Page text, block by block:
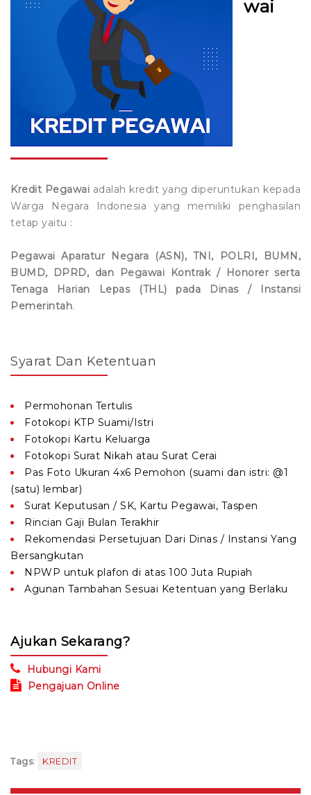
Tamades Haji / Umroh
Tamades Pelajar
Deposito Berjangka
Kredit Perangkat Desa
Kredit Profesi
Kredit Lembaga
Kredit Mikro Bersama
Kredit Mikro Nelayan dan UKM Perikanan
Kredit Grace Period
Kredit Murah Pedagang Pasar
Formulir Kredit
Stake Holder
Kumpulan Logo
Pembukaan Rekening Tabungan
Pembukaan Rekening Deposito
Pengajuan Kredit
Simulasi Kredit
E-Form
Lowongan Kerja
Download Surat Pernyataan
wai
Kredit Pegawai adalah kredit yang diperuntukan kepada
Warga Negara Indonesia yang memiliki penghasilan
tetap yaitu :
Pegawai Aparatur Negara (ASN), TNI, POLRI, BUMN,
BUMD, DPRD, dan Pegawai Kontrak / Honorer serta
Tenaga Harian Lepas (THL) pada Dinas / Instansi
Pemerintah.
Syarat Dan Ketentuan
Permohonan Tertulis
Fotokopi KTP Suami/Istri
Fotokopi Kartu Keluarga
Fotokopi Surat Nikah atau Surat Cerai
Pas Foto Ukuran 4x6 Pemohon (suami dan istri: @1
(satu) lembar)
Surat Keputusan / SK, Kartu Pegawai, Taspen
Rincian Gaji Bulan Terakhir
Rekomendasi Persetujuan Dari Dinas / Instansi Yang
Bersangkutan
NPWP untuk plafon di atas 100 Juta Rupiah
Agunan Tambahan Sesuai Ketentuan yang Berlaku
Ajukan Sekarang?
Hubungi Kami
Pengajuan Online
Tags: KREDIT